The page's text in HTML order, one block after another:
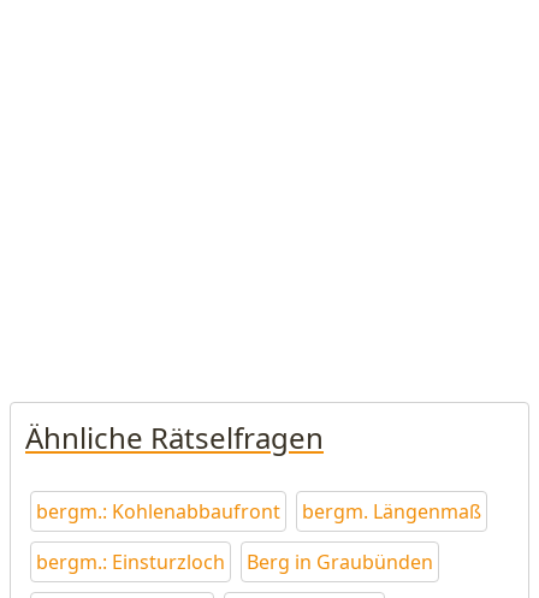
Ähnliche Rätselfragen
bergm.: Kohlenabbaufront
bergm. Längenmaß
bergm.: Einsturzloch
Berg in Graubünden